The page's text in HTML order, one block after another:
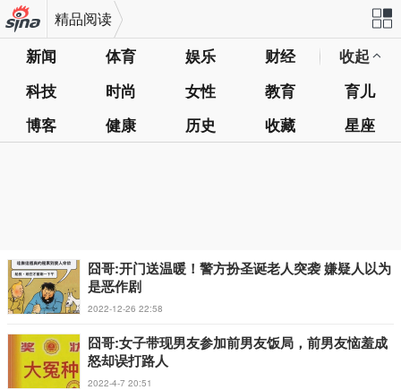
机新浪
站导
航
精品阅读
新闻 体育 娱乐 财经
收起
科技
时尚 女性 教育
育儿
博客
健康 历史 收藏 星座
囧哥:开门送温暖！警方扮圣诞老人突袭 嫌疑人以为
是恶作剧
2022-12-26 22:58
囧哥:女子带现男友参加前男友饭局，前男友恼羞成
怒却误打路人
2022-4-7 20:51